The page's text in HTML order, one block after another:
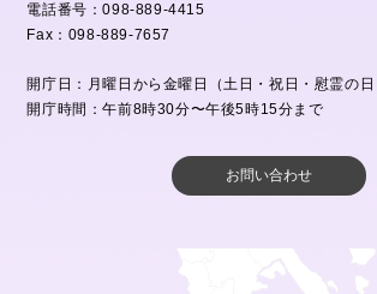
電話番号：098-889-4415
Fax：098-889-7657
開庁日：月曜日から金曜日（土日・祝日・慰霊の日
開庁時間：午前8時30分〜午後5時15分まで
お問い合わせ